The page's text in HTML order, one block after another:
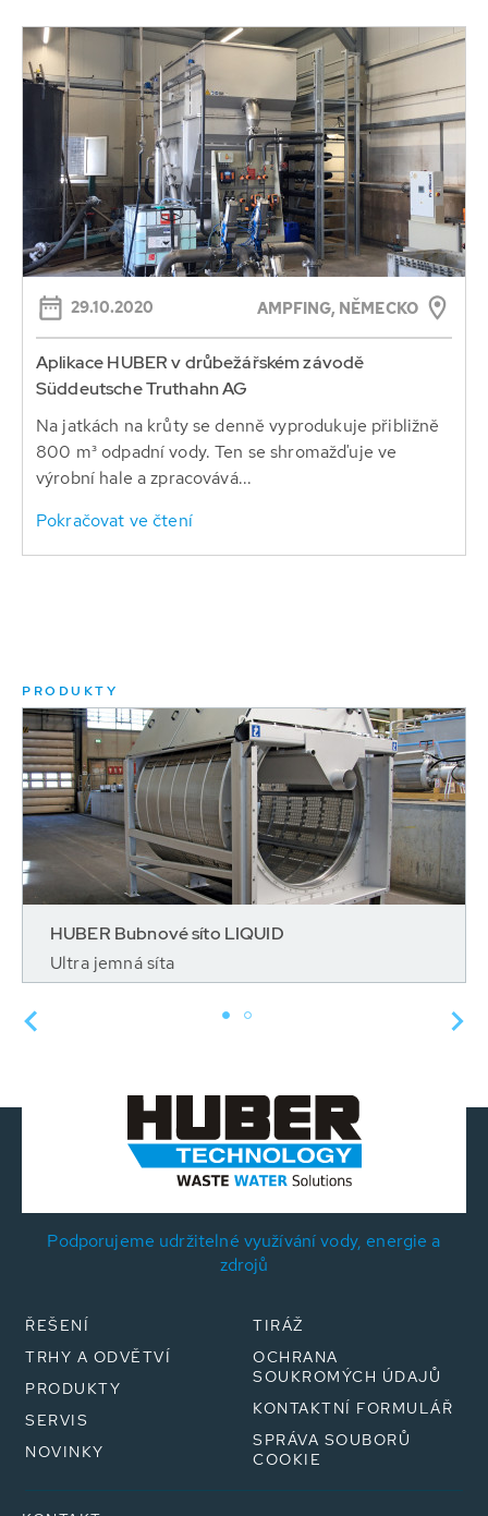
29.10.2020 AMPFING, NĚMECKO
Aplikace HUBER v drůbežářském závodě
Süddeutsche Truthahn AG
Na jatkách na krůty se denně vyprodukuje přibližně
800 m³ odpadní vody. Ten se shromažďuje ve
výrobní hale a zpracovává...
Pokračovat ve čtení
PRODUKTY
HUBER Bubnové síto LIQUID
Ultra jemná síta
Podporujeme udržitelné využívání vody, energie a
zdrojů
ŘEŠENÍ
TRHY A ODVĚTVÍ
PRODUKTY
SERVIS
NOVINKY
TIRÁŽ
OCHRANA
SOUKROMÝCH ÚDAJŮ
KONTAKTNÍ FORMULÁŘ
SPRÁVA SOUBORŮ
COOKIE